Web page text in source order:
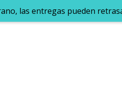
las entregas pueden